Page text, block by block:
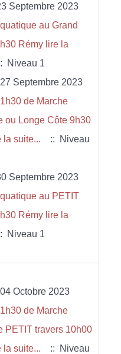
Septembre 2023
au Grand
Rémy lire la
Niveau 1
Septembre 2023
de Marche
ou Longe Côte 9h30
la suite...
:: Niveau
Septembre 2023
au PETIT
Rémy lire la
Niveau 1
Octobre 2023
de Marche
PETIT travers 10h00
la suite...
:: Niveau